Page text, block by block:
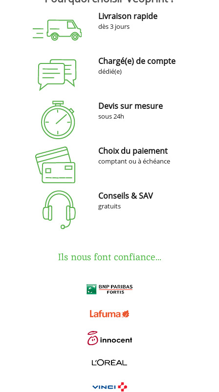
Livraison rapide
dès 3 jours
Chargé(e) de compte
dédié(e)
Devis sur mesure
sous 24h
Choix du paiement
comptant ou à échéance
Conseils & SAV
gratuits
Ils nous font confiance...